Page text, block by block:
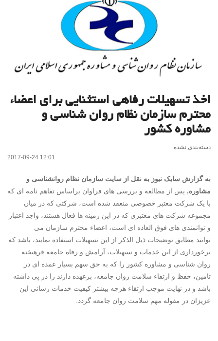
اخذ تسهیلات رفاهی استثنایی برای اعضاء
محترم سازمان نظام روان شناسی و
مشاوره کشور
دسته‌بندی نشده
2017-09-24 12:01
به گزارش سایک نیوز به نقل از سایت سازمان نظام روانشناسی و
مشاوره, پس از مطالعه و بررسی های فراوان براساس تفاهم نامه ای که
با یک شرکت معتبر خصوصی منعقد شده است، شرکتی که در میان
مجموعه شرکت های معتبری که در این زمینه ها فعال هستند، واجد اعتبار
و توانمندی های فوق العاده ای است، اعضاء محترم سازمان می
توانند مطابق توضیحات ذیل الذکر از این تسهیلات استفاده نمایند، باشد که
برخورداری از این خدمات و تسهیلات، آرامش و رفاه جامعه فرهیخته
روان شناسی و مشاوره کشور را که به حق سهم بسیار عمده ای در
تامین، حفظ و ارتقاء سلامت روان جامعه، برعهده دارند را در پی داشته
باشد و در نهایت موجب ارتقاء هرچه بیشتر کیفیت خدمات رسانی این
عزیزان در مقوله مهم سلامت روان جامعه گردد.